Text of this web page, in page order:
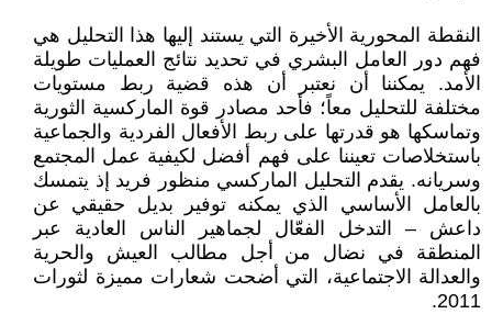
النقطة المحورية الأخيرة التي يستند إليها هذا التحليل هي
فهم دور العامل البشري في تحديد نتائج العمليات طويلة
الأمد. يمكننا أن نعتبر أن هذه قضية ربط مستويات
مختلفة للتحليل معاً؛ فأحد مصادر قوة الماركسية الثورية
وتماسكها هو قدرتها على ربط الأفعال الفردية والجماعية
باستخلاصات تعيننا على فهم أفضل لكيفية عمل المجتمع
وسريانه. يقدم التحليل الماركسي منظور فريد إذ يتمسك
بالعامل الأساسي الذي يمكنه توفير بديل حقيقي عن
داعش – التدخل الفعّال لجماهير الناس العادية عبر
المنطقة في نضال من أجل مطالب العيش والحرية
والعدالة الاجتماعية، التي أضحت شعارات مميزة لثورات
2011.